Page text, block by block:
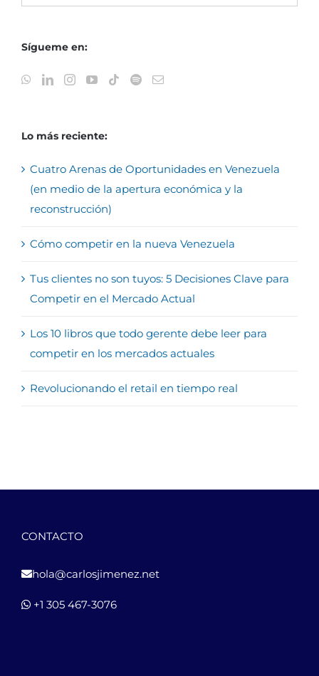
Sígueme en:
Lo más reciente:
Cuatro Arenas de Oportunidades en Venezuela
(en medio de la apertura económica y la
reconstrucción)
Cómo competir en la nueva Venezuela
Tus clientes no son tuyos: 5 Decisiones Clave para
Competir en el Mercado Actual
Los 10 libros que todo gerente debe leer para
competir en los mercados actuales
Revolucionando el retail en tiempo real
CONTACTO
hola@carlosjimenez.net
+1 305 467-3076